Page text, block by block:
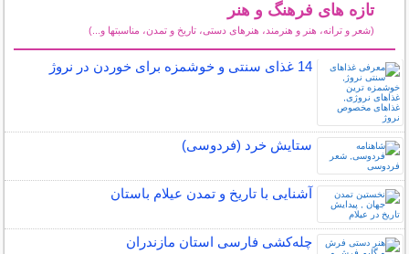
تازه های فرهنگ و هنر
(شعر و ترانه، هنر و هنرمند، هنرهای دستی، تاریخ و تمدن، مناسبتها و...)
14 غذای سنتی و خوشمزه برای خوردن در نروژ
ستایش خرد (فردوسی)
آشنایی با تاریخ و تمدن عیلام باستان
چله‌كشی فارسی استان مازندران